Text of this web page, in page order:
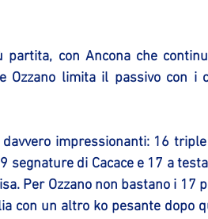
partita, con Ancona che
Ozzano limita il passivo con i
impressionanti: 16
segnature di Cacace e 17 a
Per Ozzano non bastano i 17
con un altro ko pesante dopo